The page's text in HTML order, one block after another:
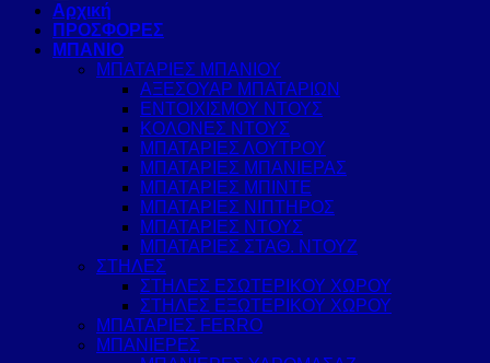
Αρχική
ΠΡΟΣΦΟΡΕΣ
ΜΠΑΝΙΟ
ΜΠΑΤΑΡΙΕΣ ΜΠΑΝΙΟΥ
ΑΞΕΣΟΥΑΡ ΜΠΑΤΑΡΙΩΝ
ΕΝΤΟΙΧΙΣΜΟΥ ΝΤΟΥΣ
ΚΟΛΟΝΕΣ ΝΤΟΥΣ
ΜΠΑΤΑΡΙΕΣ ΛΟΥΤΡΟΥ
ΜΠΑΤΑΡΙΕΣ ΜΠΑΝΙΕΡΑΣ
ΜΠΑΤΑΡΙΕΣ ΜΠΙΝΤΕ
ΜΠΑΤΑΡΙΕΣ ΝΙΠΤΗΡΟΣ
ΜΠΑΤΑΡΙΕΣ ΝΤΟΥΣ
ΜΠΑΤΑΡΙΕΣ ΣΤΑΘ. ΝΤΟΥΖ
ΣΤΗΛΕΣ
ΣΤΗΛΕΣ ΕΣΩΤΕΡΙΚΟΥ ΧΩΡΟΥ
ΣΤΗΛΕΣ ΕΞΩΤΕΡΙΚΟΥ ΧΩΡΟΥ
ΜΠΑΤΑΡΙΕΣ FERRO
ΜΠΑΝΙΕΡΕΣ